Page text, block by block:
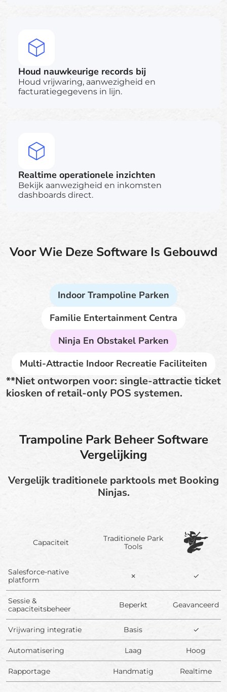
Houd nauwkeurige records bij
Houd vrijwaring, aanwezigheid en
facturatiegegevens in lijn.
Realtime operationele inzichten
Bekijk aanwezigheid en inkomsten
dashboards direct.
Voor Wie Deze Software Is Gebouwd
Indoor Trampoline Parken
Familie Entertainment Centra
Ninja En Obstakel Parken
Multi-Attractie Indoor Recreatie Faciliteiten
**Niet ontworpen voor: single-attractie ticket
kiosken of retail-only POS systemen.
Trampoline Park Beheer Software
Vergelijking
Vergelijk traditionele parktools met Booking
Ninjas.
Capaciteit
Traditionele Park
Tools
Salesforce-native
platform
✗ ✓
Sessie &
capaciteitsbeheer
Beperkt Geavanceerd
Vrijwaring integratie Basis ✓
Automatisering Laag Hoog
Rapportage Handmatig Realtime